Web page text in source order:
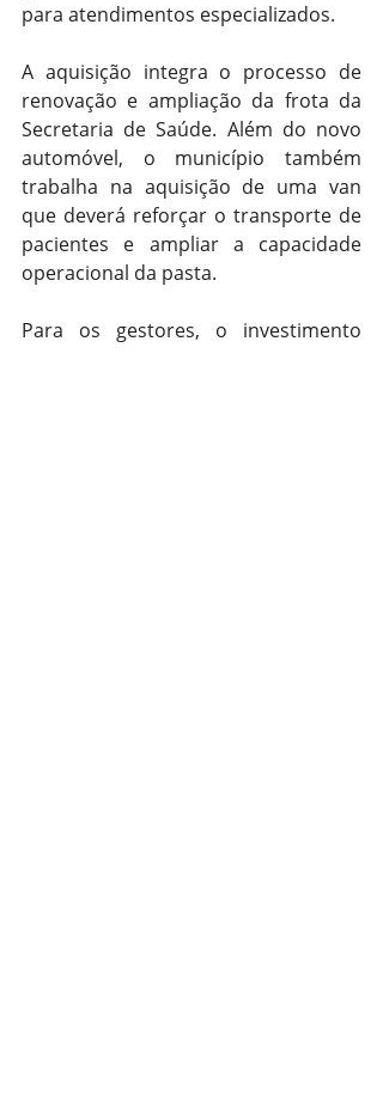
para atendimentos especializados.
A aquisição integra o processo de
renovação e ampliação da frota da
Secretaria de Saúde. Além do novo
automóvel, o município também
trabalha na aquisição de uma van
que deverá reforçar o transporte de
pacientes e ampliar a capacidade
operacional da pasta.
Para os gestores, o investimento